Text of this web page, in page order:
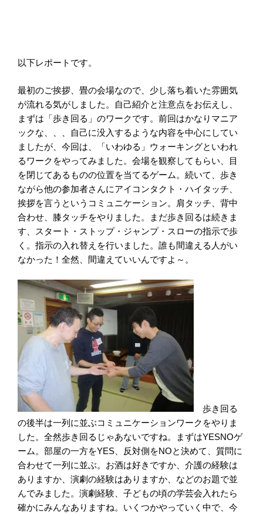
以下レポートです。
最初のご挨拶、畳の会場なので、少し落ち着いた雰囲気
が流れる気がしました。自己紹介と注意点をお伝えし、
まずは「歩き回る」のワークです。前回はかなりマニア
ックな、、、自己に没入するような内容を中心にしてい
ましたが、今回は、「いわゆる」ウォーキングといわれ
るワークをやってみました。会場を観察してもらい、目
を閉じてあるものの位置を当てるゲーム。続いて、歩き
ながら他の参加者さんにアイコンタクト・ハイタッチ、
挨拶を言うというコミュニケーション。肩タッチ、背中
合わせ、膝タッチをやりました。まだ歩き回るは続きま
す、スタート・ストップ・ジャンプ・スローの指示で歩
く。指示の入れ替えを行いました。誰も間違える人がい
なかった！全然、間違えていいんですよ～。
歩き回る
の後半は一列に並ぶコミュニケーションワークをやりま
した。全然歩き回るじゃあないですね。まずはYESNOゲ
ーム。部屋の一方をYES 、反対側をNOと決めて、質問に
合わせて一列に並ぶ。お酒は好きですか、介護の経験は
ありますか、演劇の経験はありますか、などのお題で並
んでみました。演劇経験、子どもの頃の学芸会入れたら
確かにみんなありますね。いくつかやっていく中で、今